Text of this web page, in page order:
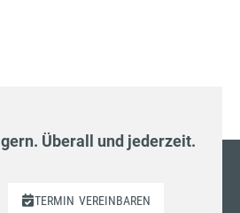
Überall und jederzeit.
TERMIN VEREINBAREN